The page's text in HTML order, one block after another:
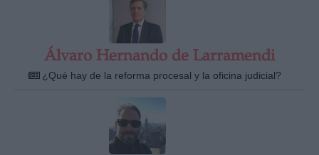
Álvaro Hernando de Larramendi
¿Qué hay de la reforma procesal y la oficina judicial?